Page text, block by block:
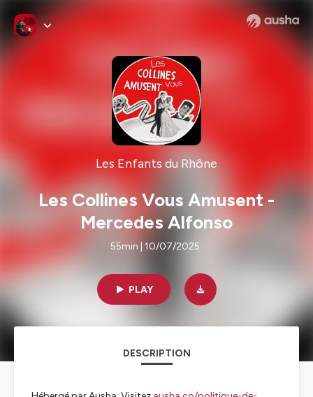
Les Enfants du Rhône
Les Collines Vous Amusent -
Mercedes Alfonso
55min | 10/07/2025
PLAY
DESCRIPTION